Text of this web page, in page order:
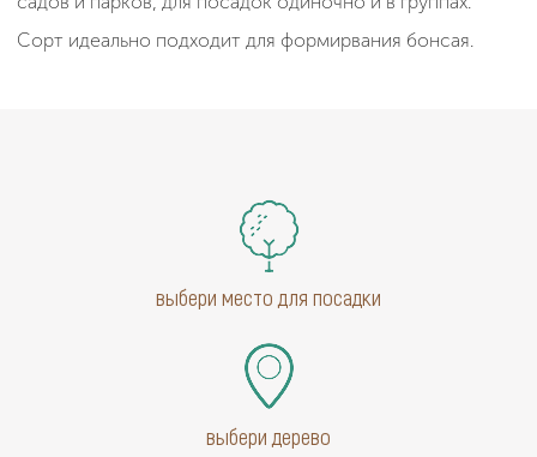
Сорт идеально подходит для формирвания бонсая.
выбери место для посадки
выбери дерево